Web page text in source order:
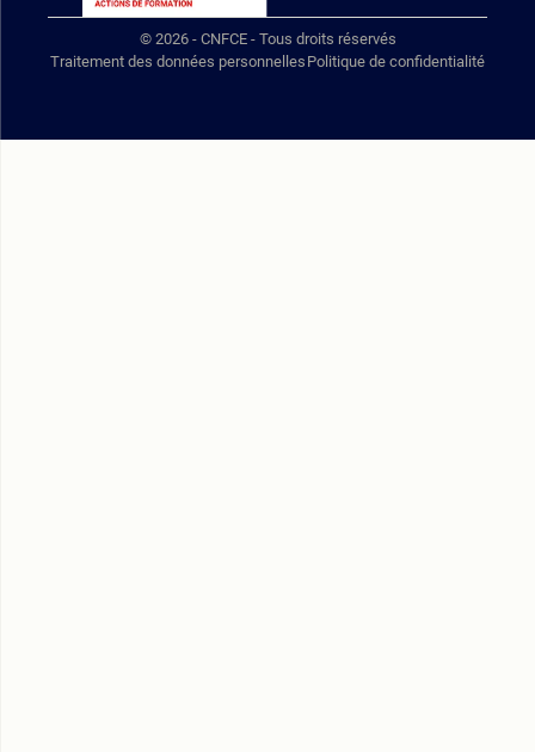
© 2026 - CNFCE - Tous droits réservés
Traitement des données personnelles Politique de confidentialité